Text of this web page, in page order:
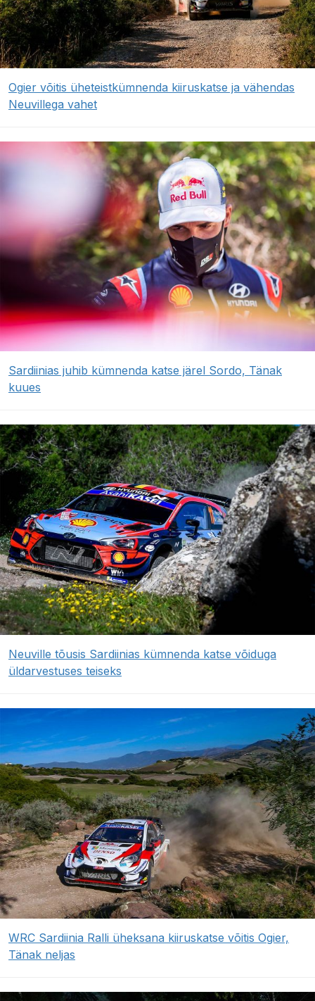
Ogier võitis üheteistkümnenda kiiruskatse ja vähendas
Neuvillega vahet
Sardiinias juhib kümnenda katse järel Sordo, Tänak
kuues
Neuville tõusis Sardiinias kümnenda katse võiduga
üldarvestuses teiseks
WRC Sardiinia Ralli üheksana kiiruskatse võitis Ogier,
Tänak neljas